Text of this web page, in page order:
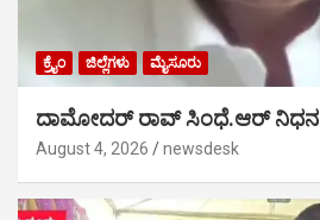
ಕ್ರೈಂ ಜಿಲ್ಲೆಗಳು ಮೈಸೂರು
ದಾಮೋದರ್ ರಾವ್ ಸಿಂಧೆ.ಆರ್ ನಿಧನ
August 4, 2026 newsdesk